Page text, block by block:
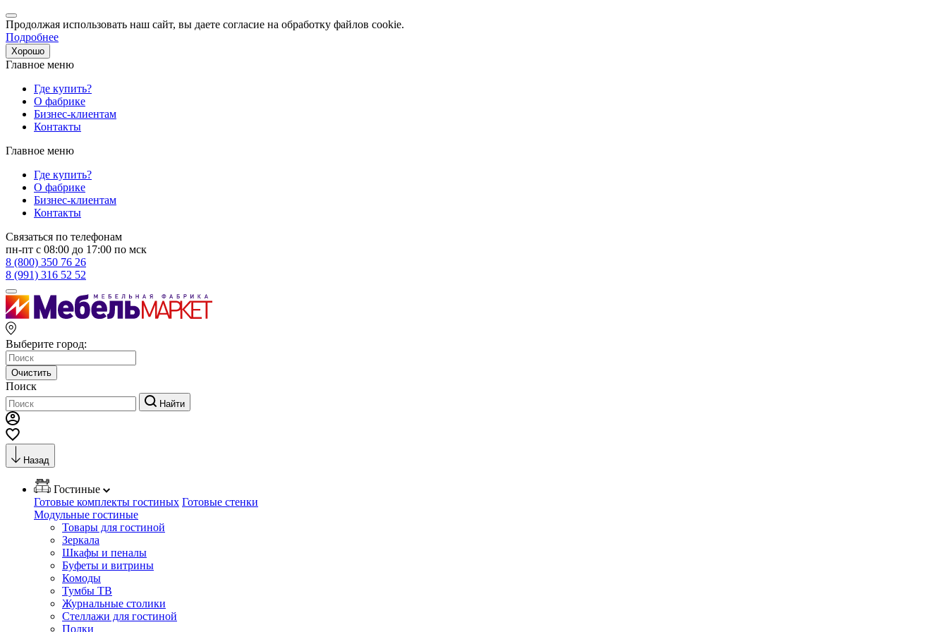
Продолжая использовать наш сайт, вы даете согласие на обработку файлов cookie.
Подробнее
Хорошо
Главное меню
Где купить?
О фабрике
Бизнес-клиентам
Контакты
Главное меню
Где купить?
О фабрике
Бизнес-клиентам
Контакты
Связаться по телефонам
пн-пт с 08:00 до 17:00 по мск
8 (800) 350 76 26
8 (991) 316 52 52
Выберите город:
Очистить
Поиск
Найти
Назад
Гостиные
Готовые комплекты гостиных Готовые стенки
Модульные гостиные
Товары для гостиной
Зеркала
Шкафы и пеналы
Буфеты и витрины
Комоды
Тумбы ТВ
Журнальные столики
Стеллажи для гостиной
Полки